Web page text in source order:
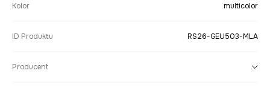
Kolor multicolor
ID Produktu RS26-GEU503-MLA
Producent